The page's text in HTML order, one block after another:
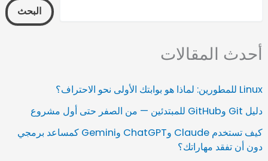
البحث
أحدث المقالات
Linux للمطورين: لماذا هو بوابتك الأولى نحو الاحتراف؟
دليل Git وGitHub للمبتدئين — من الصفر حتى أول مشروع
كيف تستخدم Claude وChatGPT وGemini كمساعد برمجي
دون أن تفقد مهاراتك؟